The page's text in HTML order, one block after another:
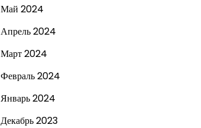
Май 2024
Апрель 2024
Март 2024
Февраль 2024
Январь 2024
Декабрь 2023